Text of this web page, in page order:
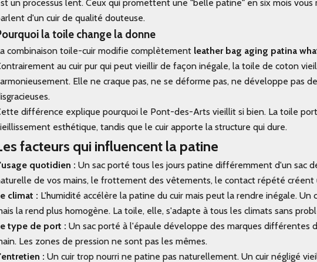
un processus lent. Ceux qui promettent une "belle patine" en six mois
d'un cuir de qualité douteuse.
la toile change la donne
combinaison toile-cuir modifie complètement leather bag aging patina
au cuir pur qui peut vieillir de façon inégale, la toile de coton
Elle ne craque pas, ne se déforme pas, ne développe pas
différence explique pourquoi le Pont-des-Arts vieillit si bien. La toile
esthétique, tandis que le cuir apporte la structure qui dure.
facteurs qui influencent la patine
quotidien : Un sac porté tous les jours patine différemment d'un sac
de vos mains, le frottement des vêtements, le contact répété créent
climat : L'humidité accélère la patine du cuir mais peut la rendre inégale. Un
la rend plus homogène. La toile, elle, s'adapte à tous les climats sans
type de port : Un sac porté à l'épaule développe des marques différentes
Les zones de pression ne sont pas les mêmes.
: Un cuir trop nourri ne patine pas naturellement. Un cuir négligé